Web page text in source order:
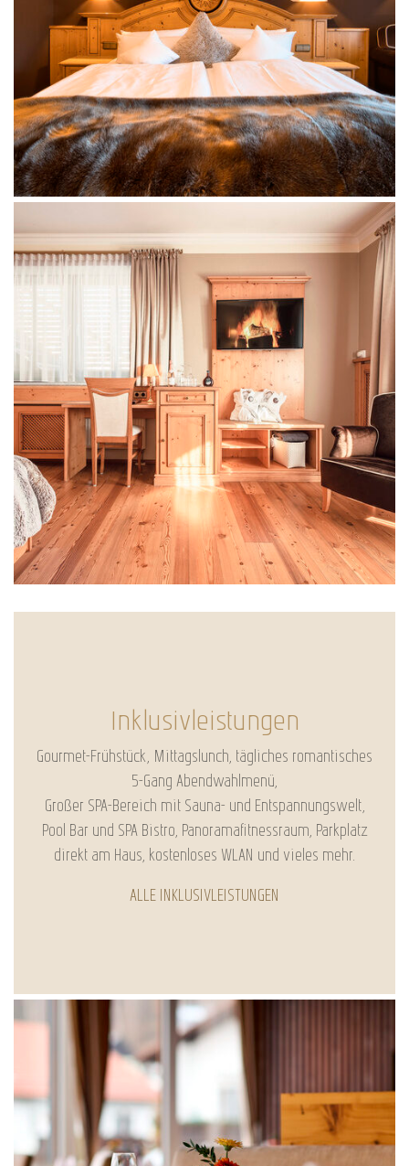
Inklusivleistungen
Gourmet-Frühstück, Mittagslunch, tägliches romantisches
5-Gang Abendwahlmenü,
Großer SPA-Bereich mit Sauna- und Entspannungswelt,
Pool Bar und SPA Bistro, Panoramafitnessraum, Parkplatz
direkt am Haus, kostenloses WLAN und vieles mehr.
ALLE INKLUSIVLEISTUNGEN